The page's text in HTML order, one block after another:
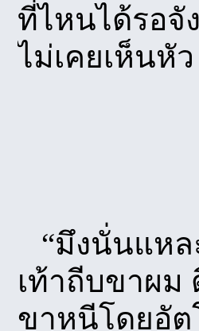
ที่ไหนได้รอจั
ไม่เคยเห็นหัว
“มึงนั่นแหล
เท้าถีบขาผม
ขาหนีโดยอั